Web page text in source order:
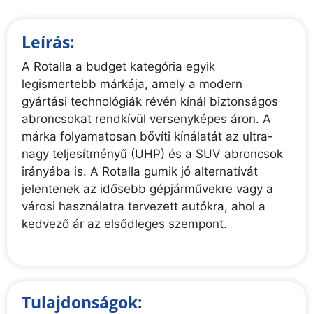
Leírás:
A Rotalla a budget kategória egyik
legismertebb márkája, amely a modern
gyártási technológiák révén kínál biztonságos
abroncsokat rendkívül versenyképes áron. A
márka folyamatosan bővíti kínálatát az ultra-
nagy teljesítményű (UHP) és a SUV abroncsok
irányába is. A Rotalla gumik jó alternatívát
jelentenek az idősebb gépjárművekre vagy a
városi használatra tervezett autókra, ahol a
kedvező ár az elsődleges szempont.
Tulajdonságok: